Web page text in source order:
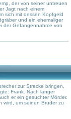
der von seiner untreuen
Jagt nach einem
sich mit dessen Kopfgeld
und ein ehemaliger
der Gefangennahme von
zur Strecke bringen,
Frank. Nach langer
er ein gesuchter Mörder.
wird, um seinen Bruder zu